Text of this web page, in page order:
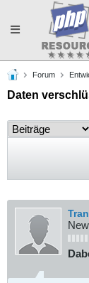
Toggle
navigation
Forum
Daten